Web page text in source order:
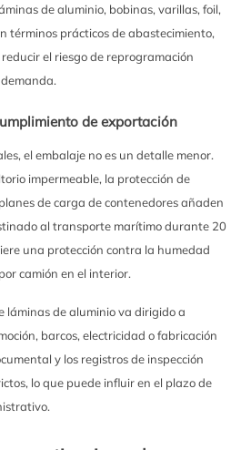
de aluminio, bobinas, varillas, foil,
términos prácticos de abastecimiento,
el riesgo de reprogramación
de exportación
el embalaje no es un detalle menor.
impermeable, la protección de
de carga de contenedores añaden
al transporte marítimo durante 20
una protección contra la humedad
camión en el interior.
láminas de aluminio va dirigido a
barcos, electricidad o fabricación
y los registros de inspección
lo que puede influir en el plazo de